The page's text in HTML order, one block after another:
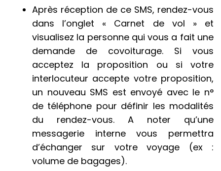
Après réception de ce SMS, rendez-vous
dans l’onglet « Carnet de vol » et
visualisez la personne qui vous a fait une
demande de covoiturage. Si vous
acceptez la proposition ou si votre
interlocuteur accepte votre proposition,
un nouveau SMS est envoyé avec le n°
de téléphone pour définir les modalités
du rendez-vous. A noter qu’une
messagerie interne vous permettra
d’échanger sur votre voyage (ex :
volume de bagages).